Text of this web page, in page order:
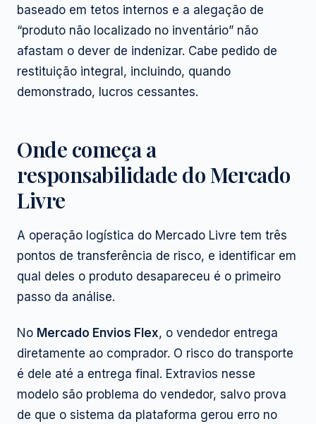
baseado em tetos internos e a alegação de
“produto não localizado no inventário” não
afastam o dever de indenizar. Cabe pedido de
restituição integral, incluindo, quando
demonstrado, lucros cessantes.
Onde começa a
responsabilidade do Mercado
Livre
A operação logística do Mercado Livre tem três
pontos de transferência de risco, e identificar em
qual deles o produto desapareceu é o primeiro
passo da análise.
No Mercado Envios Flex, o vendedor entrega
diretamente ao comprador. O risco do transporte
é dele até a entrega final. Extravios nesse
modelo são problema do vendedor, salvo prova
de que o sistema da plataforma gerou erro no